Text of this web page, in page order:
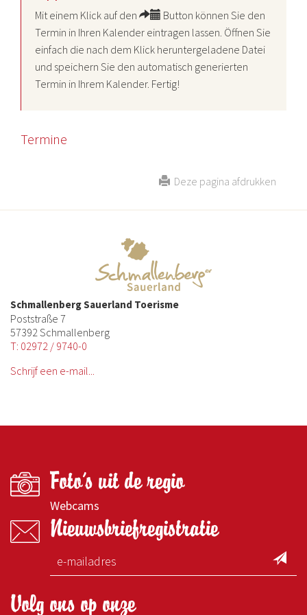
Mit einem Klick auf den
Button können Sie den
Termin in Ihren Kalender eintragen lassen. Öffnen Sie
einfach die nach dem Klick heruntergeladene Datei
und speichern Sie den automatisch generierten
Termin in Ihrem Kalender. Fertig!
Termine
Deze pagina afdrukken
Schmallenberg Sauerland Toerisme
Poststraße 7
57392 Schmallenberg
T: 02972 / 9740-0
Schrijf een e-mail...
Foto's uit de regio
Webcams
Nieuwsbriefregistratie
Volg ons op onze